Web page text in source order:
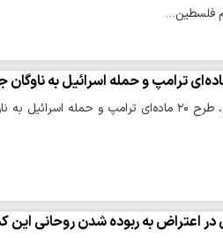
فلسطین…
حوزه، جمعیت علمای اسلام پاکستان با برگزاری تجمع اعتراضی،
اعتراض به ربوده شدن روحانی این